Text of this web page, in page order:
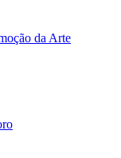
da Arte